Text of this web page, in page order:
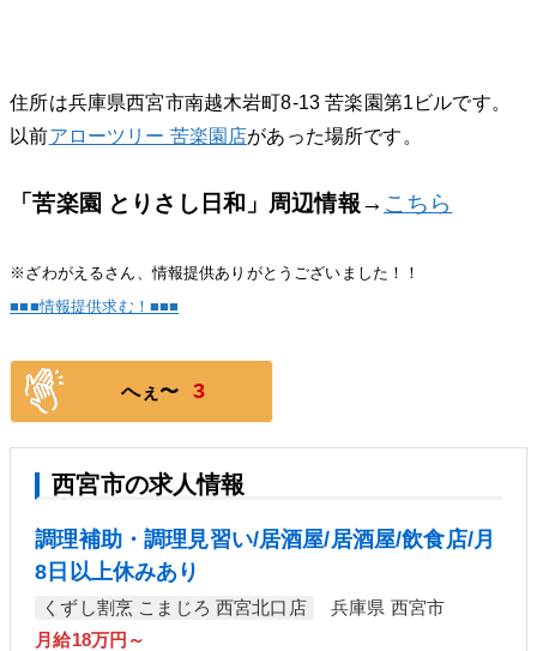
住所は兵庫県西宮市南越木岩町8-13 苦楽園第1ビルです。
以前アローツリー 苦楽園店があった場所です。
「苦楽園 とりさし日和」周辺情報→ こちら
※ざわがえるさん、情報提供ありがとうございました！！
■■■情報提供求む！■■■
へぇ〜 3
西宮市の求人情報
調理補助・調理見習い/居酒屋/居酒屋/飲食店/月
8日以上休みあり
くずし割烹 こまじろ 西宮北口店
兵庫県 西宮市
月給18万円～